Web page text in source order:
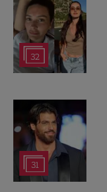
32
31